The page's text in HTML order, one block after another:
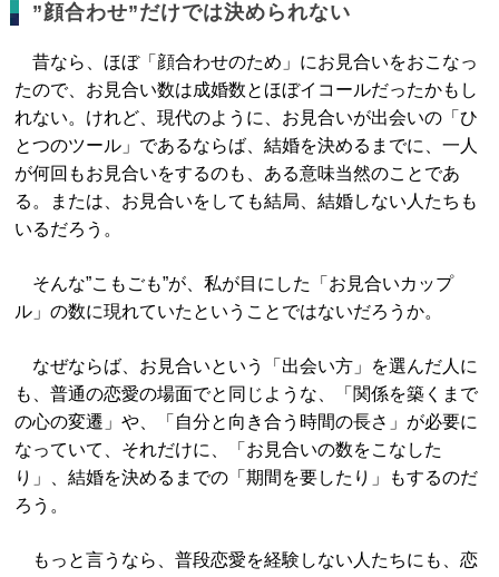
”顔合わせ”だけでは決められない
昔なら、ほぼ「顔合わせのため」にお見合いをおこなっ
たので、お見合い数は成婚数とほぼイコールだったかもし
れない。けれど、現代のように、お見合いが出会いの「ひ
とつのツール」であるならば、結婚を決めるまでに、一人
が何回もお見合いをするのも、ある意味当然のことであ
る。または、お見合いをしても結局、結婚しない人たちも
いるだろう。
そんな”こもごも”が、私が目にした「お見合いカップ
ル」の数に現れていたということではないだろうか。
なぜならば、お見合いという「出会い方」を選んだ人に
も、普通の恋愛の場面でと同じような、「関係を築くまで
の心の変遷」や、「自分と向き合う時間の長さ」が必要に
なっていて、それだけに、「お見合いの数をこなした
り」、結婚を決めるまでの「期間を要したり」もするのだ
ろう。
もっと言うなら、普段恋愛を経験しない人たちにも、恋